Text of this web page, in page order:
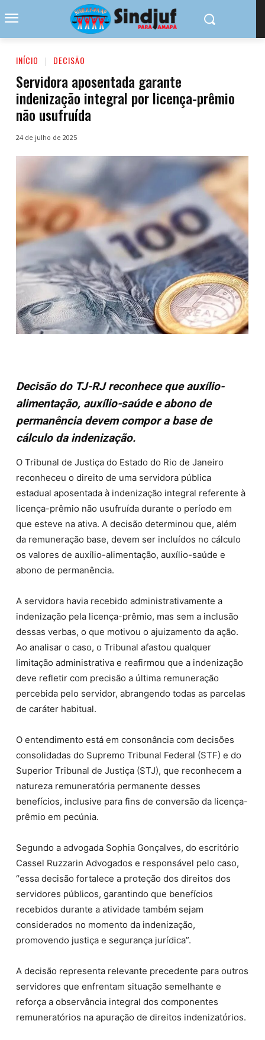
INÍCIO DECISÃO
Servidora aposentada garante
indenização integral por licença-prêmio
não usufruída
24 de julho de 2025
Decisão do TJ-RJ reconhece que auxílio-
alimentação, auxílio-saúde e abono de
permanência devem compor a base de
cálculo da indenização.
O Tribunal de Justiça do Estado do Rio de Janeiro
reconheceu o direito de uma servidora pública
estadual aposentada à indenização integral referente à
licença-prêmio não usufruída durante o período em
que esteve na ativa. A decisão determinou que, além
da remuneração base, devem ser incluídos no cálculo
os valores de auxílio-alimentação, auxílio-saúde e
abono de permanência.
A servidora havia recebido administrativamente a
indenização pela licença-prêmio, mas sem a inclusão
dessas verbas, o que motivou o ajuizamento da ação.
Ao analisar o caso, o Tribunal afastou qualquer
limitação administrativa e reafirmou que a indenização
deve refletir com precisão a última remuneração
percebida pelo servidor, abrangendo todas as parcelas
de caráter habitual.
O entendimento está em consonância com decisões
consolidadas do Supremo Tribunal Federal (STF) e do
Superior Tribunal de Justiça (STJ), que reconhecem a
natureza remuneratória permanente desses
benefícios, inclusive para fins de conversão da licença-
prêmio em pecúnia.
Segundo a advogada Sophia Gonçalves, do escritório
Cassel Ruzzarin Advogados e responsável pelo caso,
“essa decisão fortalece a proteção dos direitos dos
servidores públicos, garantindo que benefícios
recebidos durante a atividade também sejam
considerados no momento da indenização,
promovendo justiça e segurança jurídica”.
A decisão representa relevante precedente para outros
servidores que enfrentam situação semelhante e
reforça a observância integral dos componentes
remuneratórios na apuração de direitos indenizatórios.